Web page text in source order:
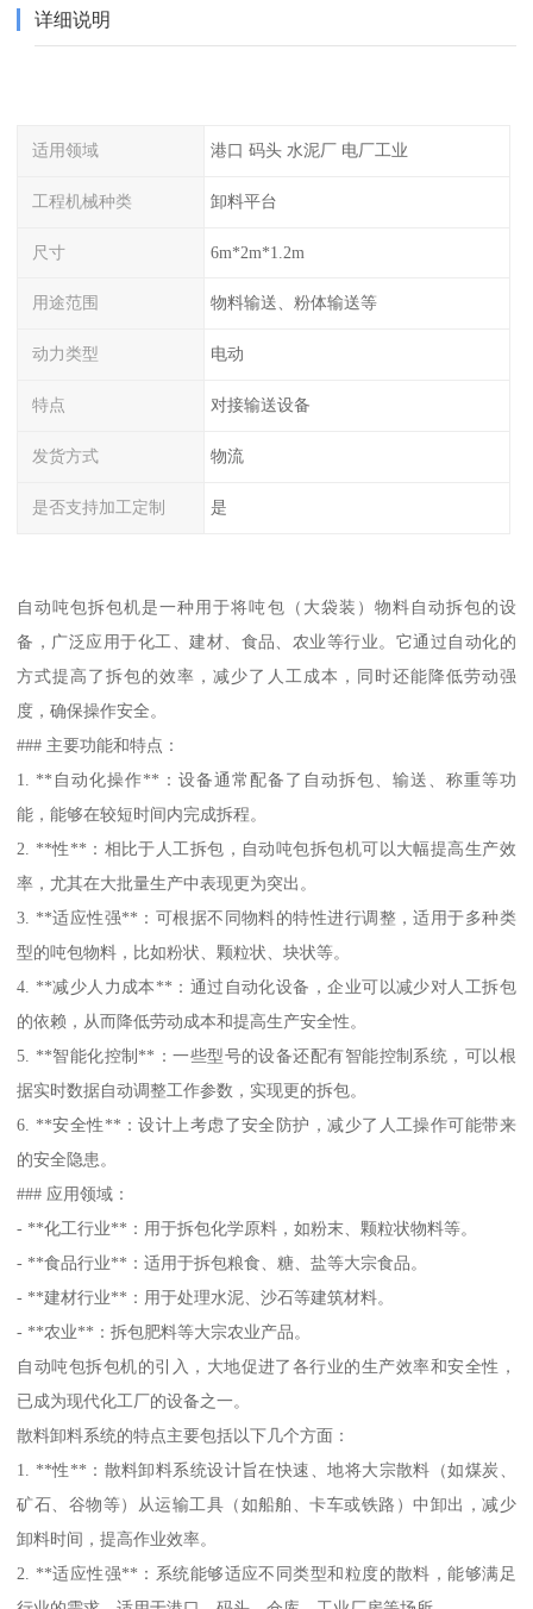
详细说明
适用领域 港口 码头 水泥厂 电厂工业
工程机械种类 卸料平台
尺寸 6m*2m*1.2m
用途范围 物料输送、粉体输送等
动力类型 电动
特点 对接输送设备
发货方式 物流
是否支持加工定制 是
自动吨包拆包机是一种用于将吨包（大袋装）物料自动拆包的设
备，广泛应用于化工、建材、食品、农业等行业。它通过自动化的
方式提高了拆包的效率，减少了人工成本，同时还能降低劳动强
度，确保操作安全。
### 主要功能和特点：
1. **自动化操作**：设备通常配备了自动拆包、输送、称重等功
能，能够在较短时间内完成拆程。
2. **性**：相比于人工拆包，自动吨包拆包机可以大幅提高生产效
率，尤其在大批量生产中表现更为突出。
3. **适应性强**：可根据不同物料的特性进行调整，适用于多种类
型的吨包物料，比如粉状、颗粒状、块状等。
4. **减少人力成本**：通过自动化设备，企业可以减少对人工拆包
的依赖，从而降低劳动成本和提高生产安全性。
5. **智能化控制**：一些型号的设备还配有智能控制系统，可以根
据实时数据自动调整工作参数，实现更的拆包。
6. **安全性**：设计上考虑了安全防护，减少了人工操作可能带来
的安全隐患。
### 应用领域：
- **化工行业**：用于拆包化学原料，如粉末、颗粒状物料等。
- **食品行业**：适用于拆包粮食、糖、盐等大宗食品。
- **建材行业**：用于处理水泥、沙石等建筑材料。
- **农业**：拆包肥料等大宗农业产品。
自动吨包拆包机的引入，大地促进了各行业的生产效率和安全性，
已成为现代化工厂的设备之一。
散料卸料系统的特点主要包括以下几个方面：
1. **性**：散料卸料系统设计旨在快速、地将大宗散料（如煤炭、
矿石、谷物等）从运输工具（如船舶、卡车或铁路）中卸出，减少
卸料时间，提高作业效率。
2. **适应性强**：系统能够适应不同类型和粒度的散料，能够满足